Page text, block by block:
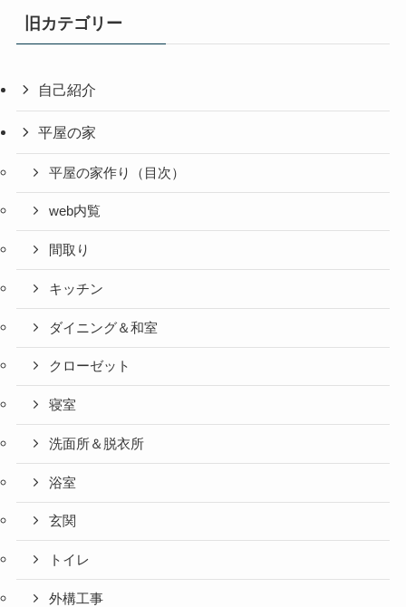
旧カテゴリー
自己紹介
平屋の家
平屋の家作り（目次）
web内覧
間取り
キッチン
ダイニング＆和室
クローゼット
寝室
洗面所＆脱衣所
浴室
玄関
トイレ
外構工事